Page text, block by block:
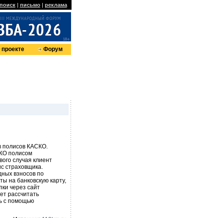
поиск| письмо| реклама
Форум
полисов КАСКО.
полисом
случая клиент
страховщика.
взносов по
на банковскую карту,
через сайт
рассчитать
с помощью